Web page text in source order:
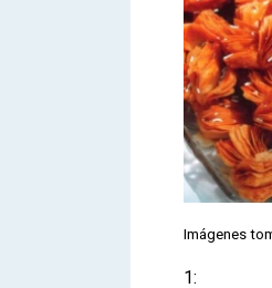
Imágenes
1: